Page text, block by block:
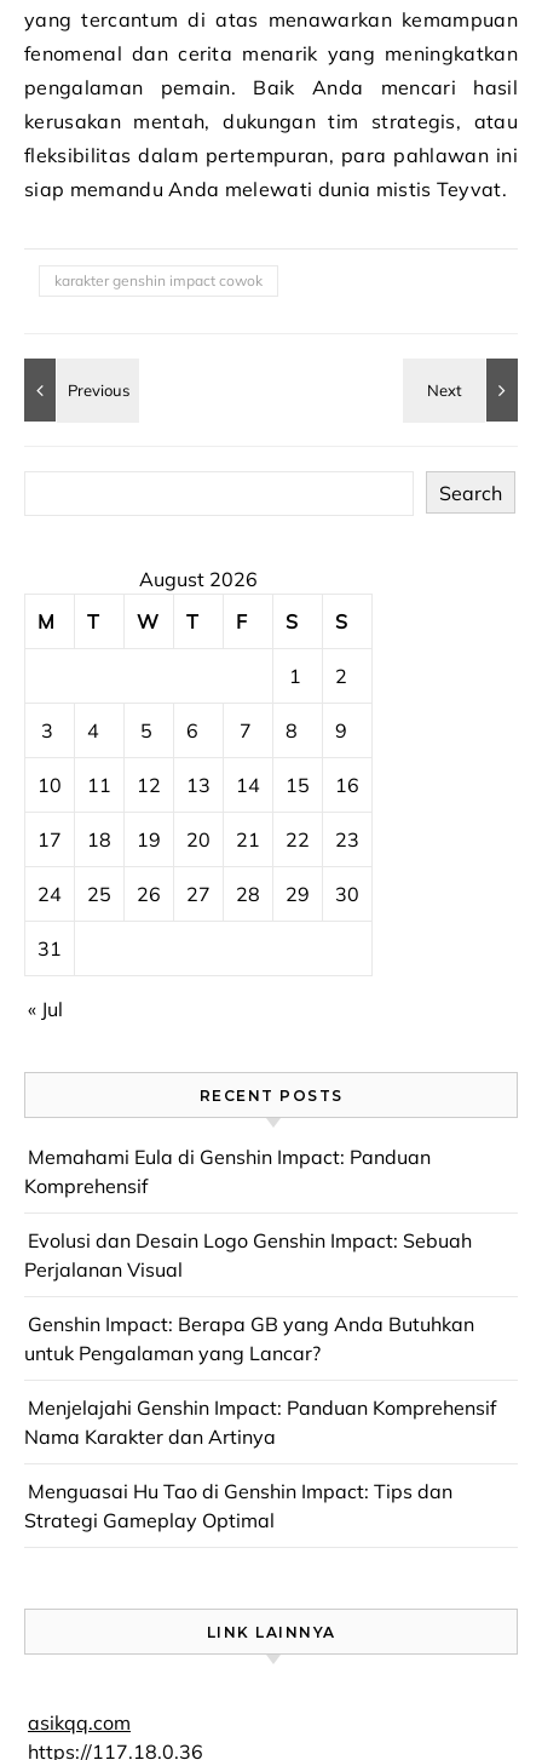
yang tercantum di atas menawarkan kemampuan
fenomenal dan cerita menarik yang meningkatkan
pengalaman pemain. Baik Anda mencari hasil
kerusakan mentah, dukungan tim strategis, atau
fleksibilitas dalam pertempuran, para pahlawan ini
siap memandu Anda melewati dunia mistis Teyvat.
karakter genshin impact cowok
Search
August 2026
M
T W T F S S
1 2
3 4 5 6 7 8 9
10 11 12 13 14 15 16
17 18 19 20 21 22 23
24 25 26 27 28 29 30
31
« Jul
RECENT POSTS
Memahami Eula di Genshin Impact: Panduan
Komprehensif
Evolusi dan Desain Logo Genshin Impact: Sebuah
Perjalanan Visual
Genshin Impact: Berapa GB yang Anda Butuhkan
untuk Pengalaman yang Lancar?
Menjelajahi Genshin Impact: Panduan Komprehensif
Nama Karakter dan Artinya
Menguasai Hu Tao di Genshin Impact: Tips dan
Strategi Gameplay Optimal
LINK LAINNYA
asikqq.com
https://117.18.0.36